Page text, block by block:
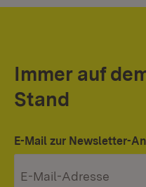
Immer auf
Stand
E-Mail zur Newsletter-